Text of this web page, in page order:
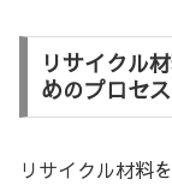
リサイクル
めのプロセス
リサイクル材料